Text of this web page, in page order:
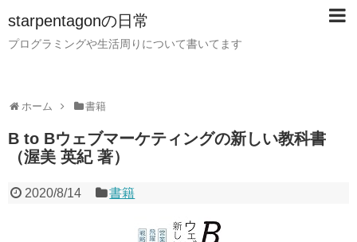
starpentagonの日常
プログラミングや生活周りについて書いてます
ホーム 書籍
B to Bウェブマーケティングの新しい教科書
（渥美 英紀 著）
2020/8/14 書籍